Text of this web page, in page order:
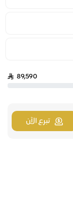
89,590
تبرع الآن